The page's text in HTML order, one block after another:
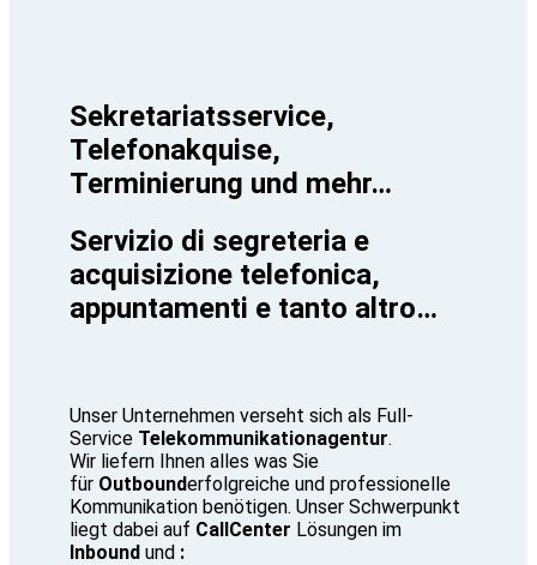
Sekretariatsservice,
Telefonakquise,
Terminierung und mehr…
Servizio di segreteria e
acquisizione telefonica,
appuntamenti e tanto altro…
Unser Unternehmen verseht sich als Full-
Service Telekommunikationagentur.
Wir liefern Ihnen alles was Sie
für Outbounderfolgreiche und professionelle
Kommunikation benötigen. Unser Schwerpunkt
liegt dabei auf CallCenter Lösungen im
Inbound und :